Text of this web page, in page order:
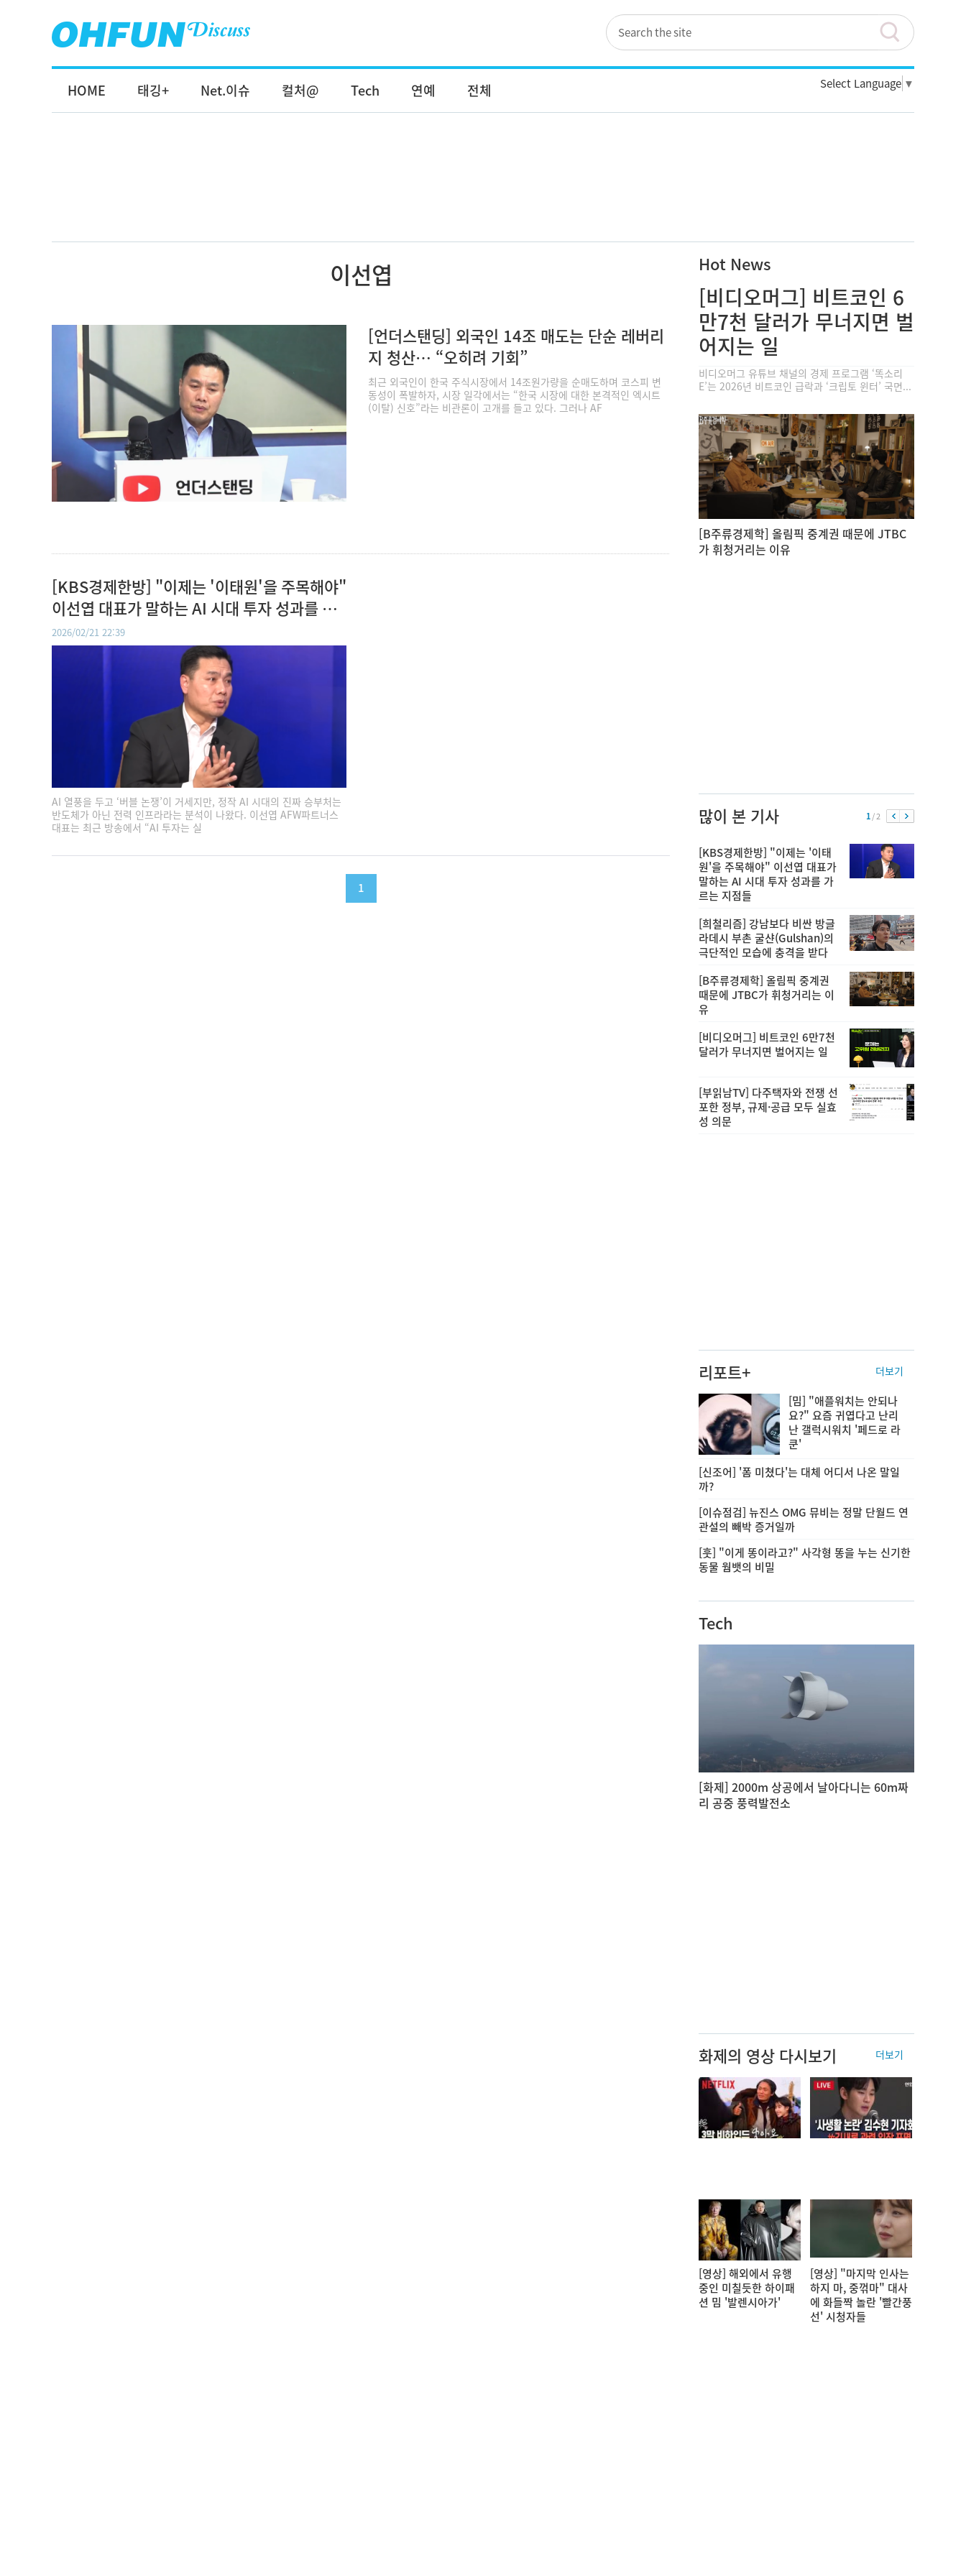
HOME 태깅+ Net.이슈 컬처@ Tech 연예 전체 Select Language ▼
이선엽
[언더스탠딩] 외국인 14조 매도는 단순 레버리
지 청산… “오히려 기회”
최근 외국인이 한국 주식시장에서 14조원가량을 순매도하며 코스피 변
동성이 폭발하자, 시장 일각에서는 “한국 시장에 대한 본격적인 엑시트
(이탈) 신호”라는 비관론이 고개를 들고 있다. 그러나 AF
[KBS경제한방] "이제는 '이태원'을 주목해야"
이선엽 대표가 말하는 AI 시대 투자 성과를 가
르는 지점들
2026/02/21 22:39
AI 열풍을 두고 ‘버블 논쟁’이 거세지만, 정작 AI 시대의 진짜 승부처는
반도체가 아닌 전력 인프라라는 분석이 나왔다. 이선엽 AFW파트너스
대표는 최근 방송에서 “AI 투자는 실
1
Hot News
[비디오머그] 비트코인 6
만7천 달러가 무너지면 벌
어지는 일
비디오머그 유튜브 채널의 경제 프로그램 ‘똑소리
E’는 2026년 비트코인 급락과 ‘크립토 윈터’ 국면...
[B주류경제학] 올림픽 중계권 때문에 JTBC
가 휘청거리는 이유
많이 본 기사 1/ 2
[KBS경제한방] "이제는 '이태
원'을 주목해야" 이선엽 대표가
말하는 AI 시대 투자 성과를 가
르는 지점들
[희철리즘] 강남보다 비싼 방글
라데시 부촌 굴샨(Gulshan)의
극단적인 모습에 충격을 받다
[B주류경제학] 올림픽 중계권
때문에 JTBC가 휘청거리는 이
유
[비디오머그] 비트코인 6만7천
달러가 무너지면 벌어지는 일
[부읽남TV] 다주택자와 전쟁 선
포한 정부, 규제·공급 모두 실효
성 의문
리포트+ 더보기
[밈] "애플워치는 안되나
요?" 요즘 귀엽다고 난리
난 갤럭시워치 '페드로 라
쿤'
[신조어] '폼 미쳤다'는 대체 어디서 나온 말일
까?
[이슈점검] 뉴진스 OMG 뮤비는 정말 단월드 연
관설의 빼박 증거일까
[훗] "이게 똥이라고?" 사각형 똥을 누는 신기한
동물 웜뱃의 비밀
Tech
[화제] 2000m 상공에서 날아다니는 60m짜
리 공중 풍력발전소
화제의 영상 다시보기 더보기
[영상] 해외에서 유행
중인 미칠듯한 하이패
션 밈 '발렌시아가'
[영상] "마지막 인사는
하지 마, 중꺾마" 대사
에 화들짝 놀란 '빨간풍
선' 시청자들